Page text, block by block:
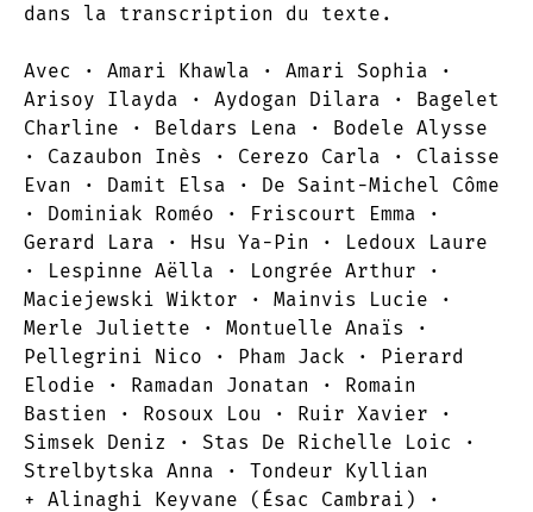
dans la transcription du texte.
Avec · Amari Khawla · Amari Sophia ·
Arisoy Ilayda · Aydogan Dilara · Bagelet
Charline · Beldars Lena · Bodele Alysse
· Cazaubon Inès · Cerezo Carla · Claisse
Evan · Damit Elsa · De Saint-Michel Côme
· Dominiak Roméo · Friscourt Emma ·
Gerard Lara · Hsu Ya-Pin · Ledoux Laure
· Lespinne Aëlla · Longrée Arthur ·
Maciejewski Wiktor · Mainvis Lucie ·
Merle Juliette · Montuelle Anaïs ·
Pellegrini Nico · Pham Jack · Pierard
Elodie · Ramadan Jonatan · Romain
Bastien · Rosoux Lou · Ruir Xavier ·
Simsek Deniz · Stas De Richelle Loic ·
Strelbytska Anna · Tondeur Kyllian
+ Alinaghi Keyvane (Ésac Cambrai) ·